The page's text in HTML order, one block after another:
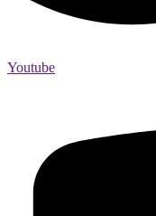
Youtube